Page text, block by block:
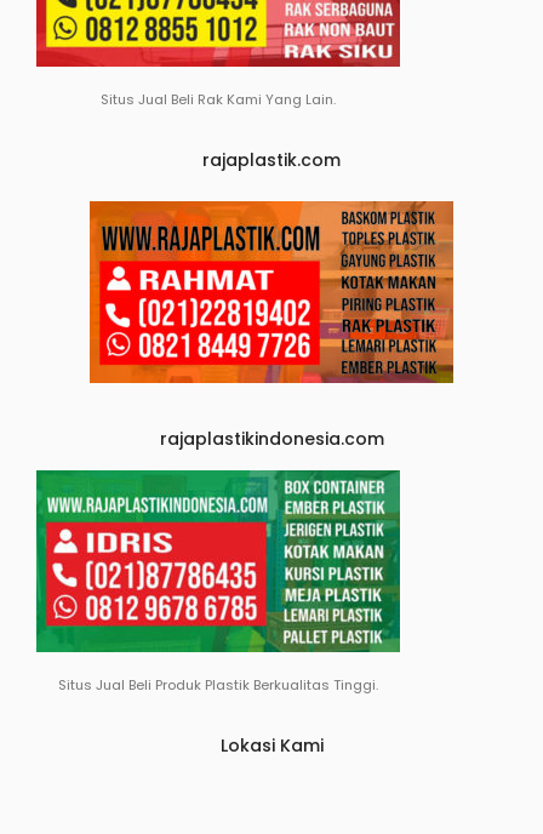
Situs Jual Beli Rak Kami Yang Lain.
rajaplastik.com
rajaplastikindonesia.com
Situs Jual Beli Produk Plastik Berkualitas Tinggi.
Lokasi Kami